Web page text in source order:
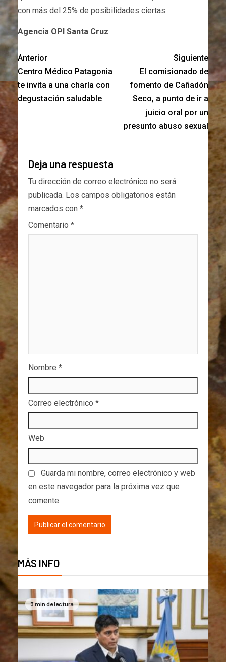
con más del 25% de posibilidades ciertas.
Agencia OPI Santa Cruz
Anterior
Centro Médico Patagonia
te invita a una charla con
degustación saludable
Siguiente
El comisionado de
fomento de Cañadón
Seco, a punto de ir a
juicio oral por un
presunto abuso sexual
Deja una respuesta
Tu dirección de correo electrónico no será
publicada. Los campos obligatorios están
marcados con *
Comentario *
Nombre *
Correo electrónico *
Web
Guarda mi nombre, correo electrónico y web
en este navegador para la próxima vez que
comente.
MÁS INFO
3 min de lectura